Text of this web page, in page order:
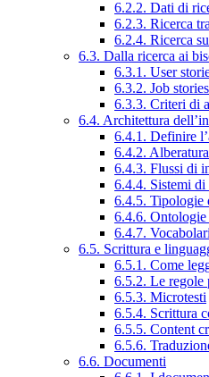
6.2.2. Dati di
6.2.3. Ricerca
6.2.4. Ricerca
6.3. Dalla ricerca ai
6.3.1. User
6.3.2. Job
6.3.3. Criteri di
6.4. Architettura
6.4.1. Definire
6.4.2. Alberatura
6.4.3. Flussi di
6.4.4. Sistemi
6.4.5. Tipologie
6.4.6. Ontologie
6.4.7.
6.5. Scrittura e
6.5.1. Come
6.5.2. Le regole
6.5.3. Microtesti
6.5.4. Scrittura
6.5.5. Content
6.5.6.
6.6. Documenti